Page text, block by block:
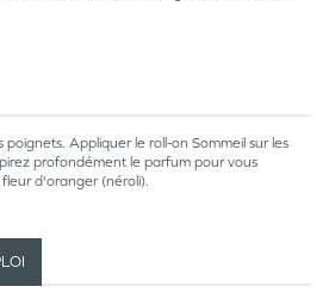
Appliquer le roll-on Sommeil sur les
profondément le parfum pour vous
d'oranger (néroli).